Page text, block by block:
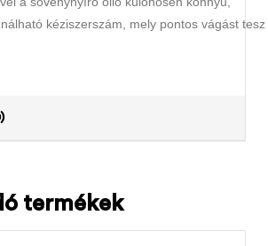
kéziszerszám, mely pontos vágást tesz
termékek